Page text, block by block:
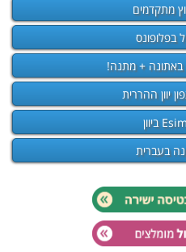
מתקדמים
בפלופונס
באתונה + מתנה!
יוון ההררית
בעברית